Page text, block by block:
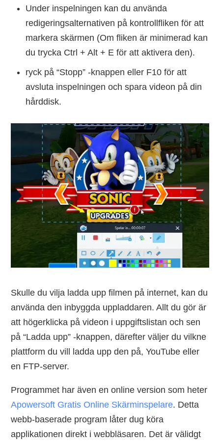
Under inspelningen kan du använda
redigeringsalternativen på kontrollfliken för att
markera skärmen (Om fliken är minimerad kan
du trycka Ctrl + Alt + E för att aktivera den).
ryck på “Stopp” -knappen eller F10 för att
avsluta inspelningen och spara videon på din
hårddisk.
Skulle du vilja ladda upp filmen på internet, kan du
använda den inbyggda uppladdaren. Allt du gör är
att högerklicka på videon i uppgiftslistan och sen
på “Ladda upp” -knappen, därefter väljer du vilkne
plattform du vill ladda upp den på, YouTube eller
en FTP-server.
Programmet har även en online version som heter
Apowersoft Gratis Online Skärminspelare. Detta
webb-baserade program låter dug köra
applikationen direkt i webbläsaren. Det är välidgt